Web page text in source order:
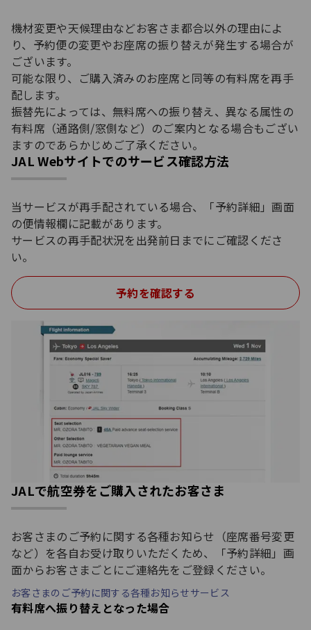
機材変更や天候理由などお客さま都合以外の理由によ
り、予約便の変更やお座席の振り替えが発生する場合が
ございます。
可能な限り、ご購入済みのお座席と同等の有料席を再手
配します。
振替先によっては、無料席への振り替え、異なる属性の
有料席（通路側/窓側など）のご案内となる場合もござい
ますのであらかじめご了承ください。
JAL Webサイトでのサービス確認方法
当サービスが再手配されている場合、「予約詳細」画面
の便情報欄に記載があります。
サービスの再手配状況を出発前日までにご確認くださ
い。
予約を確認する
JALで航空券をご購入されたお客さま
お客さまのご予約に関する各種お知らせ（座席番号変更
など）を各自お受け取りいただくため、「予約詳細」画
面からお客さまごとにご連絡先をご登録ください。
お客さまのご予約に関する各種お知らせサービス
有料席へ振り替えとなった場合